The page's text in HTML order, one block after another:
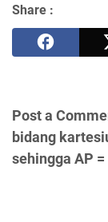
Share :
Post a
bidang
sehingga AP